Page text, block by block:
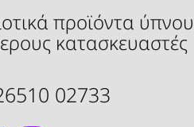
προϊόντα ύπνου
κατασκευαστές
02733